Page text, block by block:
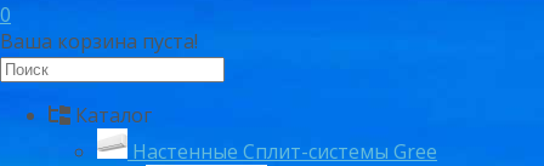
0
Ваша корзина пуста!
Каталог
Настенные Сплит-системы Gree